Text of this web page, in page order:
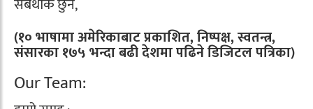
सबैथोक छुने,
(१० भाषामा अमेरिकाबाट प्रकाशित, निष्पक्ष, स्वतन्त्र,
संसारका १७५ भन्दा बढी देशमा पढिने डिजिटल पत्रिका)
Our Team: